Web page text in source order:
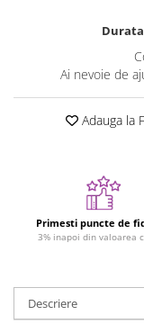
Jucarii Montessori
Nevoi speciale si
Jucarii cu alfabet
Seturi Numberblocks
Jucarii de motricitate
Jucarii fructe si
Puzzle clasic
Puzzle incastru
Ai nevoie de
Adauga la
Primesti puncte de
3% inapoi din valoarea
Descriere